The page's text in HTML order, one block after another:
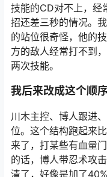
技能的CD对不上，经
招还差三秒的情况。
的站位很奇怪，他的
方的敌人经常打不到
两次技能。
我后来改成这个顺
川木主控、博人跟进
位。这个结构跑起来
来了，打某些有血量
的话，博人带忍术攻
清了，好像是加了